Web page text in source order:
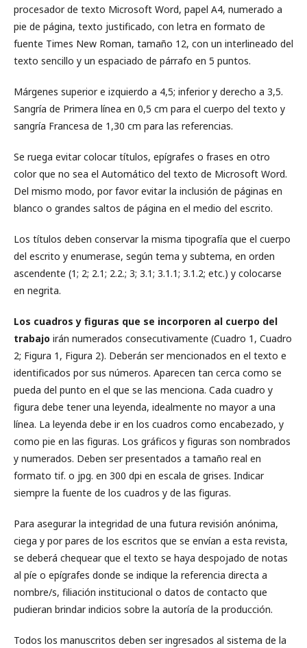
procesador de texto Microsoft Word, papel A4, numerado a
pie de página, texto justificado, con letra en formato de
fuente Times New Roman, tamaño 12, con un interlineado del
texto sencillo y un espaciado de párrafo en 5 puntos.
Márgenes superior e izquierdo a 4,5; inferior y derecho a 3,5.
Sangría de Primera línea en 0,5 cm para el cuerpo del texto y
sangría Francesa de 1,30 cm para las referencias.
Se ruega evitar colocar títulos, epígrafes o frases en otro
color que no sea el Automático del texto de Microsoft Word.
Del mismo modo, por favor evitar la inclusión de páginas en
blanco o grandes saltos de página en el medio del escrito.
Los títulos deben conservar la misma tipografía que el cuerpo
del escrito y enumerase, según tema y subtema, en orden
ascendente (1; 2; 2.1; 2.2.; 3; 3.1; 3.1.1; 3.1.2; etc.) y colocarse
en negrita.
Los cuadros y figuras que se incorporen al cuerpo del
trabajo irán numerados consecutivamente (Cuadro 1, Cuadro
2; Figura 1, Figura 2). Deberán ser mencionados en el texto e
identificados por sus números. Aparecen tan cerca como se
pueda del punto en el que se las menciona. Cada cuadro y
figura debe tener una leyenda, idealmente no mayor a una
línea. La leyenda debe ir en los cuadros como encabezado, y
como pie en las figuras. Los gráficos y figuras son nombrados
y numerados. Deben ser presentados a tamaño real en
formato tif. o jpg. en 300 dpi en escala de grises. Indicar
siempre la fuente de los cuadros y de las figuras.
Para asegurar la integridad de una futura revisión anónima,
ciega y por pares de los escritos que se envían a esta revista,
se deberá chequear que el texto se haya despojado de notas
al píe o epígrafes donde se indique la referencia directa a
nombre/s, filiación institucional o datos de contacto que
pudieran brindar indicios sobre la autoría de la producción.
Todos los manuscritos deben ser ingresados al sistema de la